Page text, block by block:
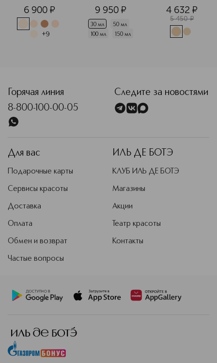
6 900 ¤
+9
9 950 ¤
30 мл
50 мл
100 мл
150 мл
4 632 ¤
5 450 ¤
Горячая линия
8-800-100-00-05
Следите за новостями
Для вас
Подарочные карты
Сервисы красоты
Доставка
Оплата
Обмен и возврат
Частые вопросы
ИЛЬ ДЕ БОТЭ
КЛУБ ИЛЬ ДЕ БОТЭ
Магазины
Акции
Театр красоты
Контакты